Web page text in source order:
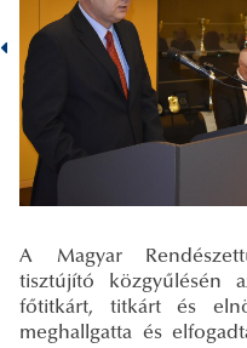
A Magyar
tisztújító közgyűlésén
főtitkárt, titkárt és
meghallgatta és